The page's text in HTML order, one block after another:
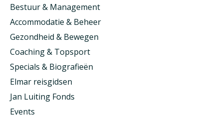
Bestuur & Management
Accommodatie & Beheer
Gezondheid & Bewegen
Coaching & Topsport
Specials & Biografieën
Elmar reisgidsen
Jan Luiting Fonds
Events